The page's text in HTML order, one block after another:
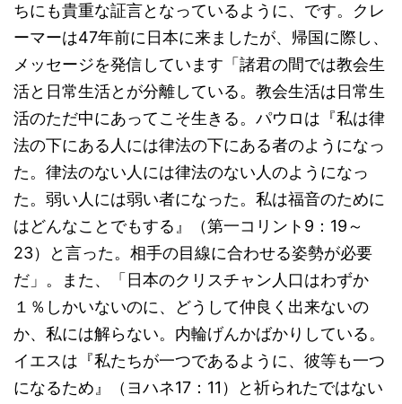
ちにも貴重な証言となっているように、です。クレ
ーマーは47年前に日本に来ましたが、帰国に際し、
メッセージを発信しています「諸君の間では教会生
活と日常生活とが分離している。教会生活は日常生
活のただ中にあってこそ生きる。パウロは『私は律
法の下にある人には律法の下にある者のようになっ
た。律法のない人には律法のない人のようになっ
た。弱い人には弱い者になった。私は福音のために
はどんなことでもする』（第一コリント9：19～
23）と言った。相手の目線に合わせる姿勢が必要
だ」。また、「日本のクリスチャン人口はわずか
１％しかいないのに、どうして仲良く出来ないの
か、私には解らない。内輪げんかばかりしている。
イエスは『私たちが一つであるように、彼等も一つ
になるため』（ヨハネ17：11）と祈られたではない